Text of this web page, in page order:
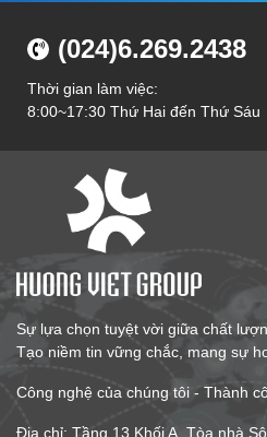
(024)6.269.2438
Thời gian làm việc:
8:00~17:30 Thứ Hai đến Thứ Sáu
Sự lựa chọn tuyệt vời giữa chất
Tạo niềm tin vững chắc, mang sự
Công nghệ của chúng tôi - Thành
Địa chỉ: Tầng 13 Khối A, Tòa nhà